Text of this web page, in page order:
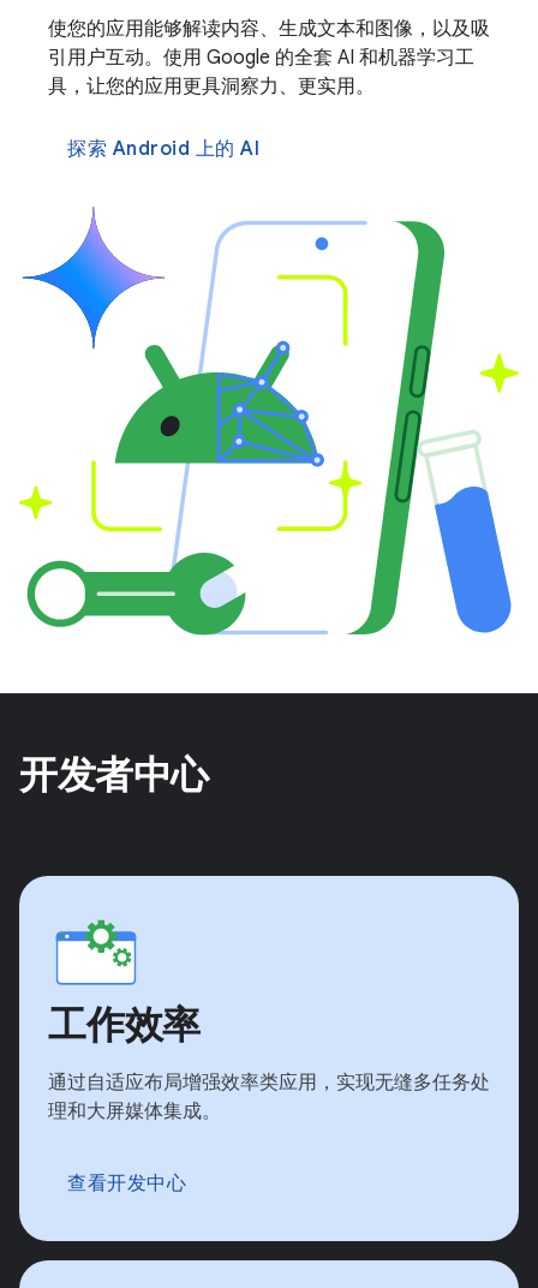
使您的应用能够解读内容、生成文本和图像，以及吸
引用户互动。使用 Google 的全套 AI 和机器学习工
具，让您的应用更具洞察力、更实用。
探索 Android 上的 AI
开发者中心
工作效率
通过自适应布局增强效率类应用，实现无缝多任务处
理和大屏媒体集成。
查看开发中心